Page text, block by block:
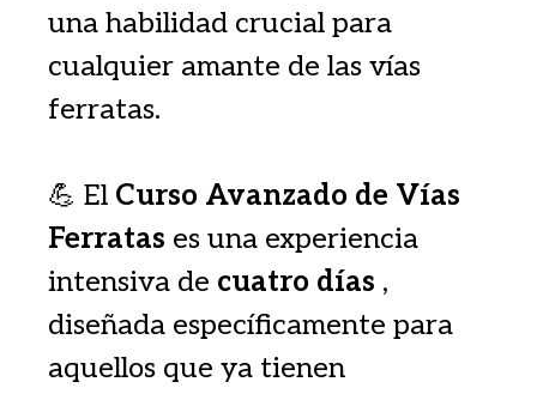
una habilidad crucial para
cualquier amante de las vías
ferratas.
💪 El Curso Avanzado de Vías
Ferratas es una experiencia
intensiva de cuatro días ,
diseñada específicamente para
aquellos que ya tienen